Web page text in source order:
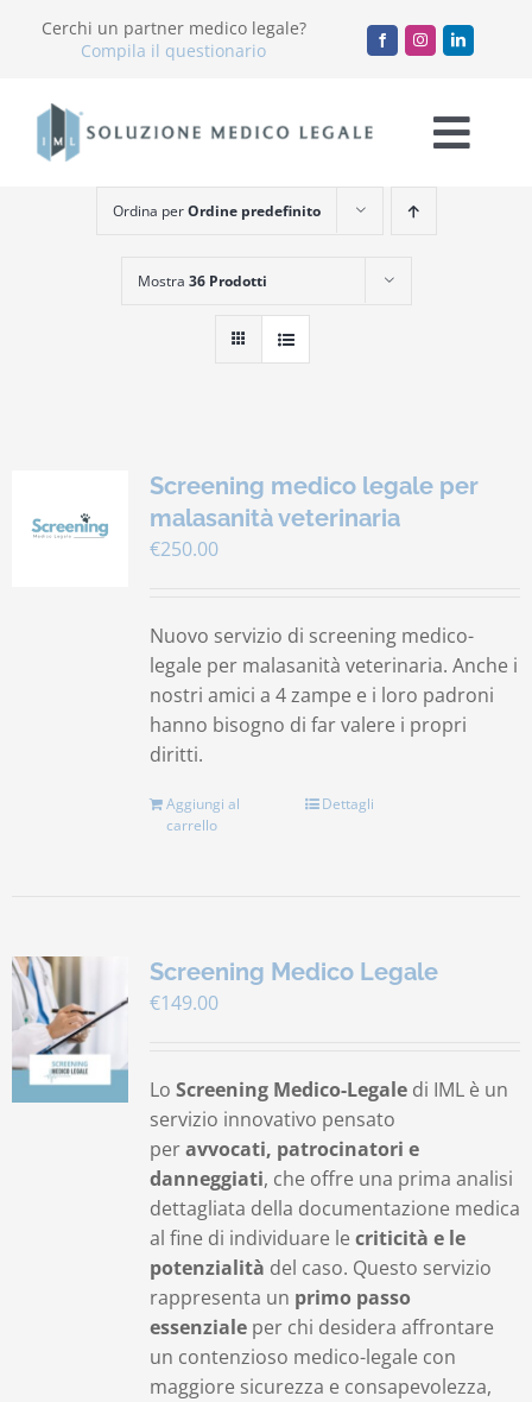
Cerchi un partner medico legale?
Compila il questionario
Chi Siamo
Servizi
Accademia
Lavora con noi
Carrello
Ordina perOrdine predefinito
Mostra 36 Prodotti
Screening medico legale per
malasanità veterinaria
€250.00
Nuovo servizio di screening medico-
legale per malasanità veterinaria. Anche i
nostri amici a 4 zampe e i loro padroni
hanno bisogno di far valere i propri
diritti.
Aggiungi al
carrello
Dettagli
Screening Medico Legale
€149.00
Lo Screening Medico-Legaledi IML è un
servizio innovativo pensato
peravvocati, patrocinatori e
danneggiati, che offre una prima analisi
dettagliata della documentazione medica
al fine di individuare le criticità e le
potenzialità del caso. Questo servizio
rappresenta un primo passo
essenzialeper chi desidera affrontare
un contenzioso medico-legale con
maggiore sicurezza e consapevolezza,